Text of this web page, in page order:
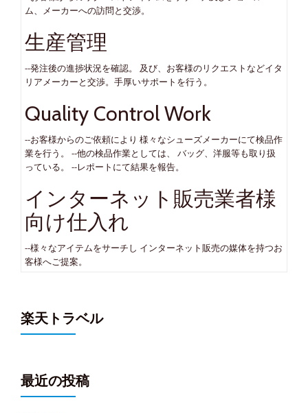
ム、メーカーへの訪問と交渉。
生産管理
--発注後の進捗状況を確認。 及び、お客様のリクエストなどイタ
リアメーカーと交渉。手厚いサポートを行う。
Quality Control Work
--お客様からのご依頼により 様々なシューズメーカーにて検品作
業を行う。 --他の検品作業としては、 バッグ、洋服等も取り扱
っている。 --レポートにて結果を報告。
インターネット販売業者様
向け仕入れ
--様々なアイテムをサーチし インターネット販売の媒体を持つお
客様へご提案。
楽天トラベル
最近の投稿